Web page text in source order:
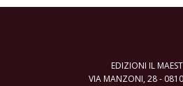
EDIZIONI IL
VIA MANZONI, 28 -